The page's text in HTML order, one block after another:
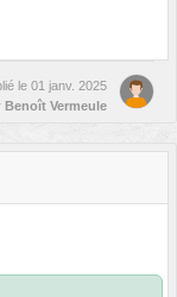
le 01 janv. 2025
Benoît Vermeule